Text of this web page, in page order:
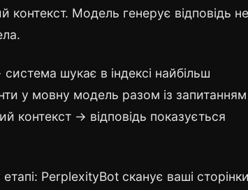
Модель генерує відповідь
шукає в індексі найбільш
у мовну модель разом із
контекст → відповідь показується
PerplexityBot сканує ваші